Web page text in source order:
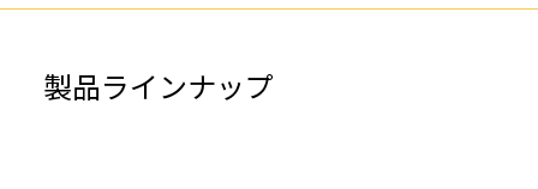
製品ラインナップ